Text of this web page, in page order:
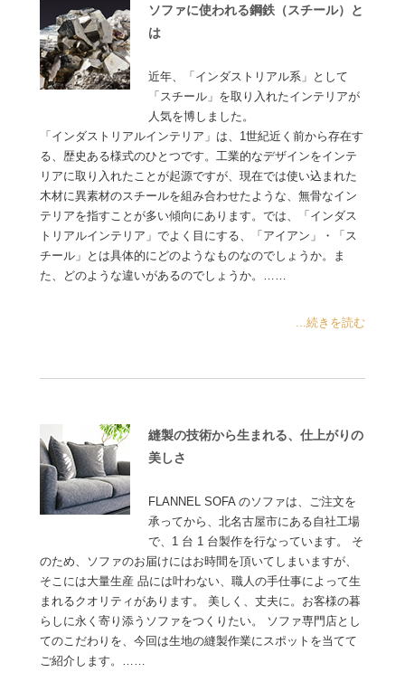
ソファに使われる鋼鉄（スチール）と
は
近年、「インダストリアル系」として
「スチール」を取り入れたインテリアが
人気を博しました。
「インダストリアルインテリア」は、1世紀近く前から存在す
る、歴史ある様式のひとつです。工業的なデザインをインテ
リアに取り入れたことが起源ですが、現在では使い込まれた
木材に異素材のスチールを組み合わせたような、無骨なイン
テリアを指すことが多い傾向にあります。では、「インダス
トリアルインテリア」でよく目にする、「アイアン」・「ス
チール」とは具体的にどのようなものなのでしょうか。ま
た、どのような違いがあるのでしょうか。……
...続きを読む
縫製の技術から生まれる、仕上がりの
美しさ
FLANNEL SOFA のソファは、ご注文を
承ってから、北名古屋市にある自社工場
で、1 台 1 台製作を行なっています。 そ
のため、ソファのお届けにはお時間を頂いてしまいますが、
そこには大量生産 品には叶わない、職人の手仕事によって生
まれるクオリティがあります。 美しく、丈夫に。お客様の暮
らしに永く寄り添うソファをつくりたい。 ソファ専門店とし
てのこだわりを、今回は生地の縫製作業にスポットを当てて
ご紹介します。……